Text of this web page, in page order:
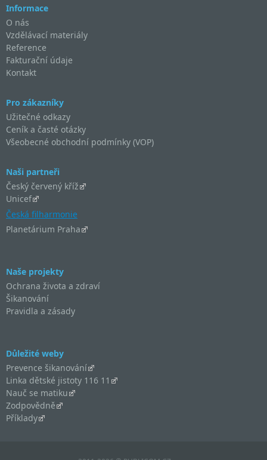
Informace
O nás
Vzdělávací materiály
Reference
Fakturační údaje
Kontakt
Pro zákazníky
Užitečné odkazy
Ceník a časté otázky
Všeobecné obchodní podmínky (VOP)
Naši partneři
Český červený kříž
Unicef
Česká filharmonie
Planetárium Praha
Naše projekty
Ochrana života a zdraví
Šikanování
Pravidla a zásady
Důležité weby
Prevence šikanování
Linka dětské jistoty 116 11
Nauč se matiku
Zodpovědně
Příklady